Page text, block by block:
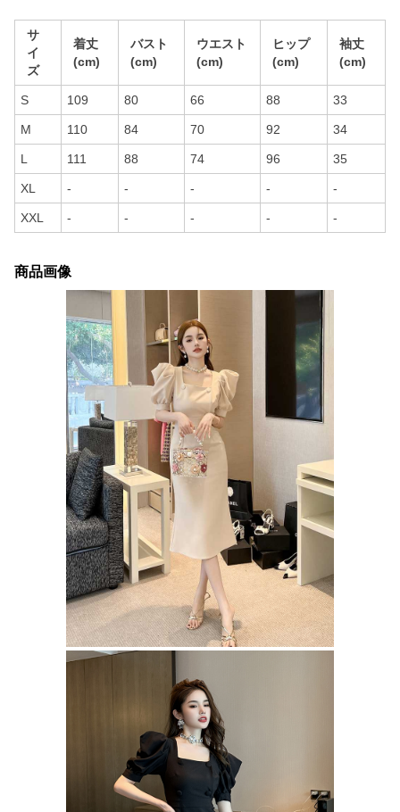
サ
イ
ズ
着丈
(cm)
バスト
(cm)
ウエスト
(cm)
ヒップ
(cm)
袖丈
(cm)
S 109 80 66 88 33
M 110 84 70 92 34
L 111 88 74 96 35
XL - - - - -
XXL - - - - -
商品画像